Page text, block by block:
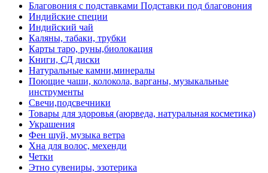
Благовония с подставками Подставки под благовония
Индийские специи
Индийский чай
Каляны, табаки, трубки
Карты таро, руны,биолокация
Книги, СД диски
Натуральные камни,минералы
Поющие чаши, колокола, варганы, музыкальные
инструменты
Свечи,подсвечники
Товары для здоровья (аюрведа, натуральная косметика)
Украшения
Фен шуй, музыка ветра
Хна для волос, мехенди
Четки
Этно сувениры, эзотерика